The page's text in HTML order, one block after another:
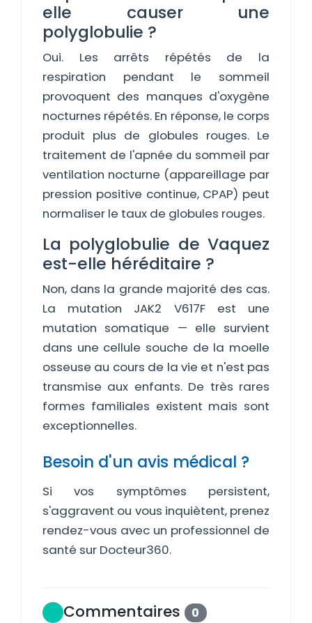
elle causer une
polyglobulie ?
Oui. Les arrêts répétés de la
respiration pendant le sommeil
provoquent des manques d'oxygène
nocturnes répétés. En réponse, le corps
produit plus de globules rouges. Le
traitement de l'apnée du sommeil par
ventilation nocturne (appareillage par
pression positive continue, CPAP) peut
normaliser le taux de globules rouges.
La polyglobulie de Vaquez
est-elle héréditaire ?
Non, dans la grande majorité des cas.
La mutation JAK2 V617F est une
mutation somatique — elle survient
dans une cellule souche de la moelle
osseuse au cours de la vie et n'est pas
transmise aux enfants. De très rares
formes familiales existent mais sont
exceptionnelles.
Besoin d'un avis médical ?
Si vos symptômes persistent,
s'aggravent ou vous inquiètent, prenez
rendez-vous avec un professionnel de
santé sur Docteur360.
Commentaires 0